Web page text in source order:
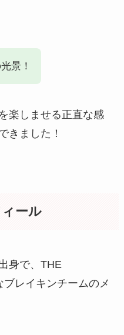
景！
楽しませる正直な感
きました！
ール
身で、THE
レイキンチームのメ